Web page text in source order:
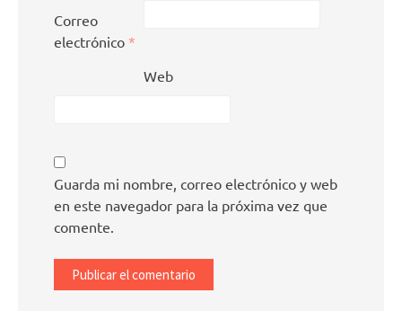
Correo
electrónico *
Web
Guarda mi nombre, correo electrónico y web
en este navegador para la próxima vez que
comente.